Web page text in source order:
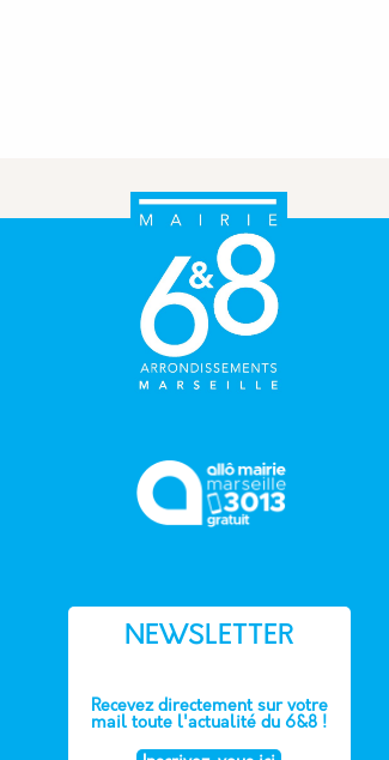
NEWSLETTER
Recevez directement sur votre
mail toute l'actualité du 6&8 !